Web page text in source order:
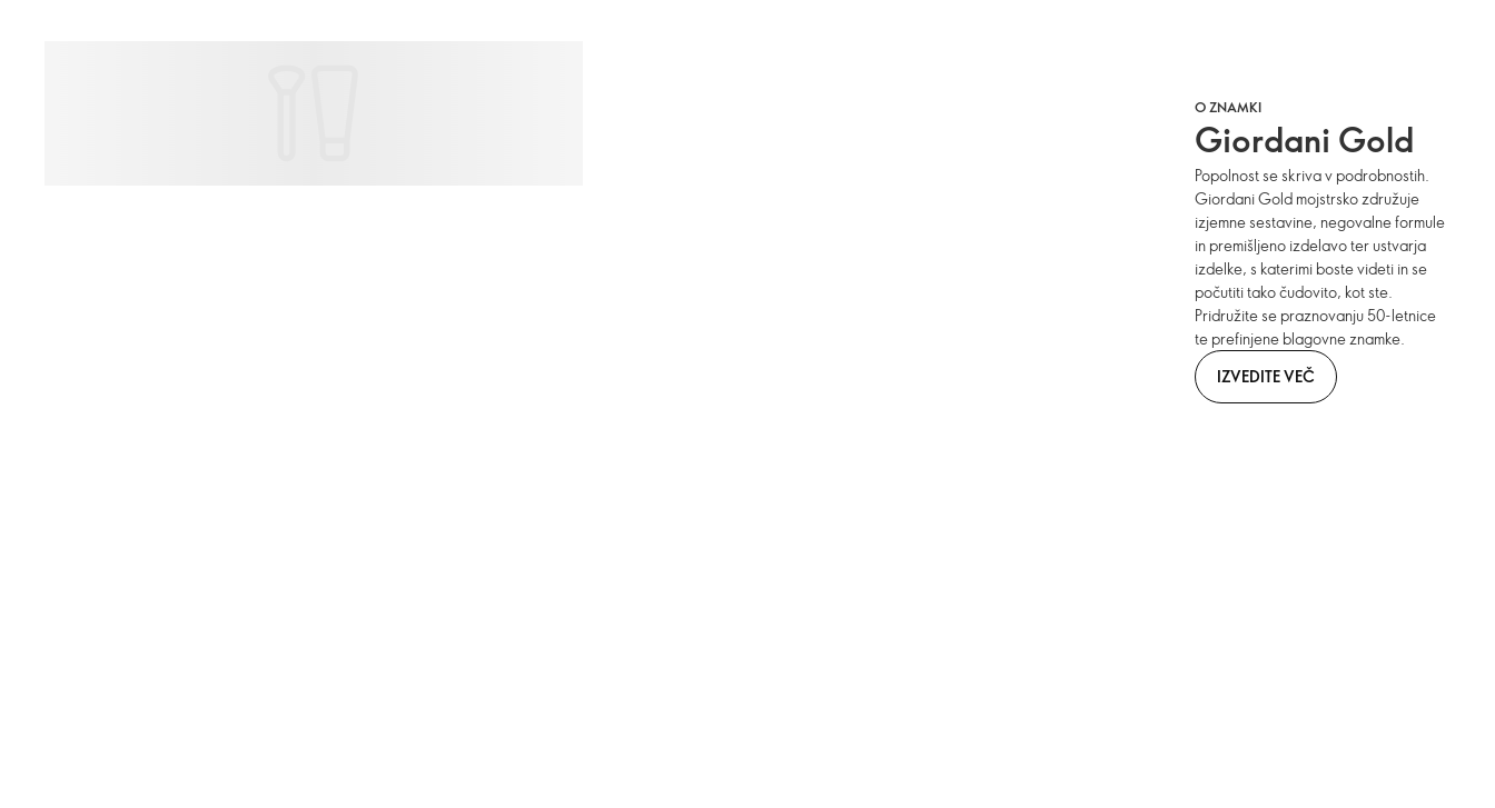
O ZNAMKI
Giordani Gold
Popolnost se skriva v podrobnostih.
Giordani Gold mojstrsko združuje
izjemne sestavine, negovalne formule
in premišljeno izdelavo ter ustvarja
izdelke, s katerimi boste videti in se
počutiti tako čudovito, kot ste.
Pridružite se praznovanju 50-letnice
te prefinjene blagovne znamke.
IZVEDITE VEČ